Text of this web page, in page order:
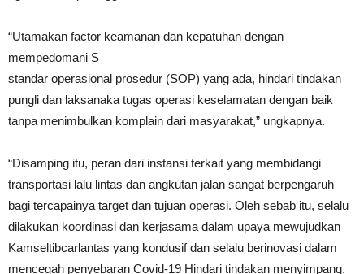
“Utamakan factor keamanan dan kepatuhan dengan
mempedomani S
standar operasional prosedur (SOP) yang ada, hindari tindakan
pungli dan laksanaka tugas operasi keselamatan dengan baik
tanpa menimbulkan komplain dari masyarakat,” ungkapnya.
“Disamping itu, peran dari instansi terkait yang membidangi
transportasi lalu lintas dan angkutan jalan sangat berpengaruh
bagi tercapainya target dan tujuan operasi. Oleh sebab itu, selalu
dilakukan koordinasi dan kerjasama dalam upaya mewujudkan
Kamseltibcarlantas yang kondusif dan selalu berinovasi dalam
mencegah penyebaran Covid-19 Hindari tindakan menyimpang,